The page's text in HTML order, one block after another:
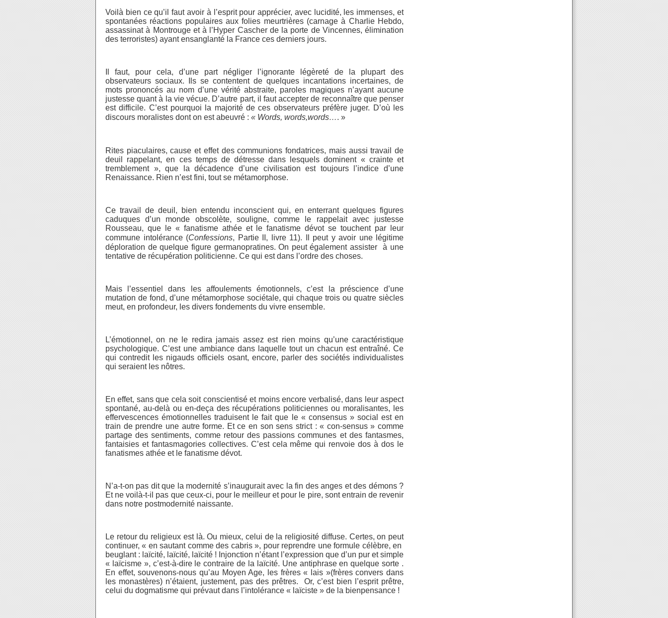
Voilà bien ce qu’il faut avoir à l’esprit pour apprécier, avec lucidité, les immenses, et
spontanées réactions populaires aux folies meurtrières (carnage à Charlie Hebdo,
assassinat à Montrouge et à l’Hyper Cascher de la porte de Vincennes, élimination
des terroristes) ayant ensanglanté la France ces derniers jours.
Il faut, pour cela, d’une part négliger l’ignorante légèreté de la plupart des
observateurs sociaux. Ils se contentent de quelques incantations incertaines, de
mots prononcés au nom d’une vérité abstraite, paroles magiques n’ayant aucune
justesse quant à la vie vécue. D’autre part, il faut accepter de reconnaître que penser
est difficile. C’est pourquoi la majorité de ces observateurs préfère juger. D’où les
discours moralistes dont on est abeuvré : « Words, words,words…. »
Rites piaculaires, cause et effet des communions fondatrices, mais aussi travail de
deuil rappelant, en ces temps de détresse dans lesquels dominent « crainte et
tremblement », que la décadence d’une civilisation est toujours l’indice d’une
Renaissance. Rien n’est fini, tout se métamorphose.
Ce travail de deuil, bien entendu inconscient qui, en enterrant quelques figures
caduques d’un monde obscolète, souligne, comme le rappelait avec justesse
Rousseau, que le « fanatisme athée et le fanatisme dévot se touchent par leur
commune intolérance (Confessions, Partie II, livre 11). Il peut y avoir une légitime
déploration de quelque figure germanopratines. On peut également assister à une
tentative de récupération politicienne. Ce qui est dans l’ordre des choses.
Mais l’essentiel dans les affoulements émotionnels, c’est la préscience d’une
mutation de fond, d’une métamorphose sociétale, qui chaque trois ou quatre siècles
meut, en profondeur, les divers fondements du vivre ensemble.
L’émotionnel, on ne le redira jamais assez est rien moins qu’une caractéristique
psychologique. C’est une ambiance dans laquelle tout un chacun est entraîné. Ce
qui contredit les nigauds officiels osant, encore, parler des sociétés individualistes
qui seraient les nôtres.
En effet, sans que cela soit conscientisé et moins encore verbalisé, dans leur aspect
spontané, au-delà ou en-deça des récupérations politiciennes ou moralisantes, les
effervescences émotionnelles traduisent le fait que le « consensus » social est en
train de prendre une autre forme. Et ce en son sens strict : « con-sensus » comme
partage des sentiments, comme retour des passions communes et des fantasmes,
fantaisies et fantasmagories collectives. C’est cela même qui renvoie dos à dos le
fanatismes athée et le fanatisme dévot.
N’a-t-on pas dit que la modernité s’inaugurait avec la fin des anges et des démons ?
Et ne voilà-t-il pas que ceux-ci, pour le meilleur et pour le pire, sont entrain de revenir
dans notre postmodernité naissante.
Le retour du religieux est là. Ou mieux, celui de la religiosité diffuse. Certes, on peut
continuer, « en sautant comme des cabris », pour reprendre une formule célèbre, en
beuglant : laïcité, laïcité, laïcité ! Injonction n’étant l’expression que d’un pur et simple
« laïcisme », c’est-à-dire le contraire de la laïcité. Une antiphrase en quelque sorte .
En effet, souvenons-nous qu’au Moyen Age, les frères « lais »(frères convers dans
les monastères) n’étaient, justement, pas des prêtres. Or, c’est bien l’esprit prêtre,
celui du dogmatisme qui prévaut dans l’intolérance « laïciste » de la bienpensance !